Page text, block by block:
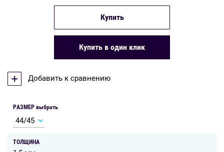
Купить
Купить в один клик
Добавить к сравнению
РАЗМЕР выбрать
ТОЛЩИНА